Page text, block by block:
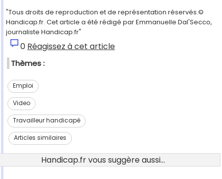
"Tous droits de reproduction et de représentation réservés.©
Handicap.fr. Cet article a été rédigé par Emmanuelle Dal'Secco,
journaliste Handicap.fr"
0 Réagissez à cet article
Thèmes :
Emploi
Video
Travailleur handicapé
Articles similaires
Handicap.fr vous suggère aussi...